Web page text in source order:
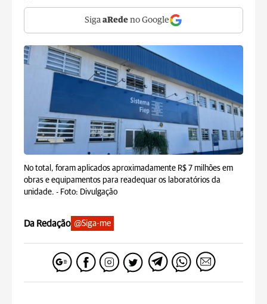
Siga aRede no Google
No total, foram aplicados aproximadamente R$ 7 milhões em
obras e equipamentos para readequar os laboratórios da
unidade. - Foto: Divulgação
Da Redação @Siga-me